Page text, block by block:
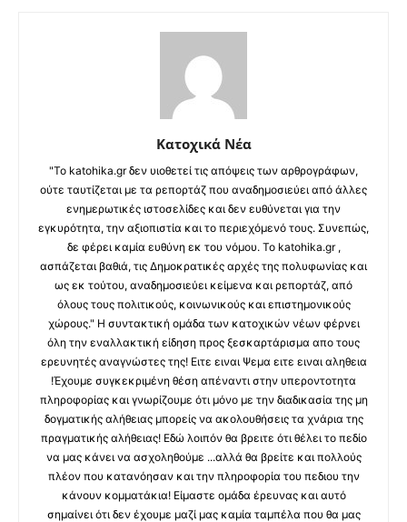
Κατοχικά Νέα
"Το katohika.gr δεν υιοθετεί τις απόψεις των αρθρογράφων,
ούτε ταυτίζεται με τα ρεπορτάζ που αναδημοσιεύει από άλλες
ενημερωτικές ιστοσελίδες και δεν ευθύνεται για την
εγκυρότητα, την αξιοπιστία και το περιεχόμενό τους. Συνεπώς,
δε φέρει καμία ευθύνη εκ του νόμου. Το katohika.gr ,
ασπάζεται βαθιά, τις Δημοκρατικές αρχές της πολυφωνίας και
ως εκ τούτου, αναδημοσιεύει κείμενα και ρεπορτάζ, από
όλους τους πολιτικούς, κοινωνικούς και επιστημονικούς
χώρους." Η συντακτική ομάδα των κατοχικών νέων φέρνει
όλη την εναλλακτική είδηση προς ξεσκαρτάρισμα απο τους
ερευνητές αναγνώστες της! Ειτε ειναι Ψεμα ειτε ειναι αληθεια
!Έχουμε συγκεκριμένη θέση απέναντι στην υπεροντοτητα
πληροφορίας και γνωρίζουμε ότι μόνο με την διαδικασία της μη
δογματικής αλήθειας μπορείς να ακολουθήσεις τα χνάρια της
πραγματικής αλήθειας! Εδώ λοιπόν θα βρειτε ότι θέλει το πεδίο
να μας κάνει να ασχοληθούμε ...αλλά θα βρείτε και πολλούς
πλέον που κατανόησαν και την πληροφορία του πεδιου την
κάνουν κομματάκια! Είμαστε ομάδα έρευνας και αυτό
σημαίνει ότι δεν έχουμε μαζί μας καμία ταμπέλα που θα μας